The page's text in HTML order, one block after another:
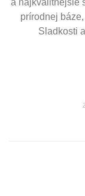
a najkvalitnejšie
prírodnej
Sladkosti